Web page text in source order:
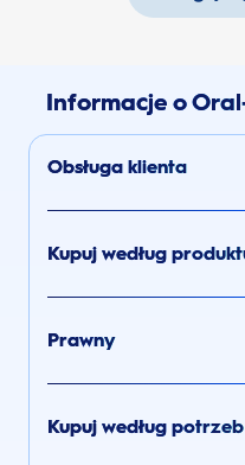
Informacje o
Obsługa klienta
Kupuj według
Prawny
Kupuj według potrzeb